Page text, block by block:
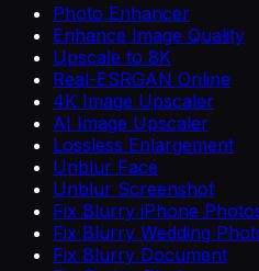
Photo Enhancer
Enhance Image Quality
Upscale to 8K
Real-ESRGAN Online
4K Image Upscaler
AI Image Upscaler
Lossless Enlargement
Unblur Face
Unblur Screenshot
Fix Blurry iPhone
Fix Blurry Wedding
Fix Blurry Document